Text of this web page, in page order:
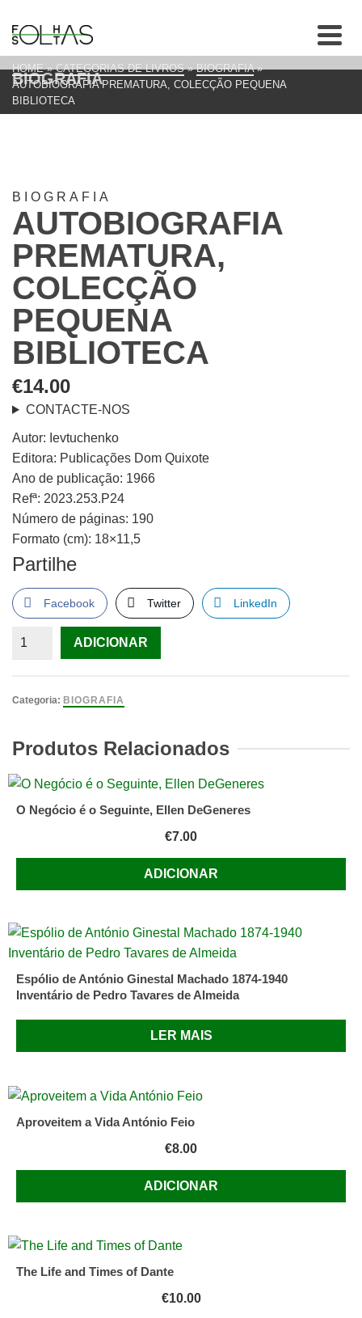
BIOGRAFIA
HOME » CATEGORIAS DE LIVROS » BIOGRAFIA »
AUTOBIOGRAFIA PREMATURA, COLECÇÃO PEQUENA
BIBLIOTECA
BIOGRAFIA
AUTOBIOGRAFIA
PREMATURA,
COLECÇÃO
PEQUENA
BIBLIOTECA
€14.00
CONTACTE-NOS
Autor: Ievtuchenko
Editora: Publicações Dom Quixote
Ano de publicação: 1966
Refª: 2023.253.P24
Número de páginas: 190
Formato (cm): 18×11,5
Partilhe
Facebook Twitter LinkedIn
Quantidade
Prematura,
biblioteca
ADICIONAR
Categoria: BIOGRAFIA
Produtos Relacionados
O Negócio é o Seguinte, Ellen DeGeneres
€7.00
ADICIONAR
Espólio de António Ginestal Machado 1874-1940
Inventário de Pedro Tavares de Almeida
LER MAIS
Aproveitem a Vida António Feio
€8.00
ADICIONAR
The Life and Times of Dante
€10.00